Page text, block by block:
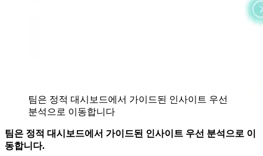
팀은 정적 대시보드에서 가이드된 인사이트 우선
분석으로 이동합니다
팀은 정적 대시보드에서 가이드된 인사이트 우선 분석으로 이
동합니다.